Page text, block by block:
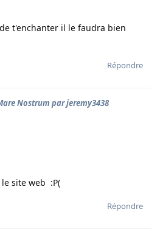
t'enchanter il le faudra bien
Répondre
Nostrum par jeremy3438
site web :P(
Répondre